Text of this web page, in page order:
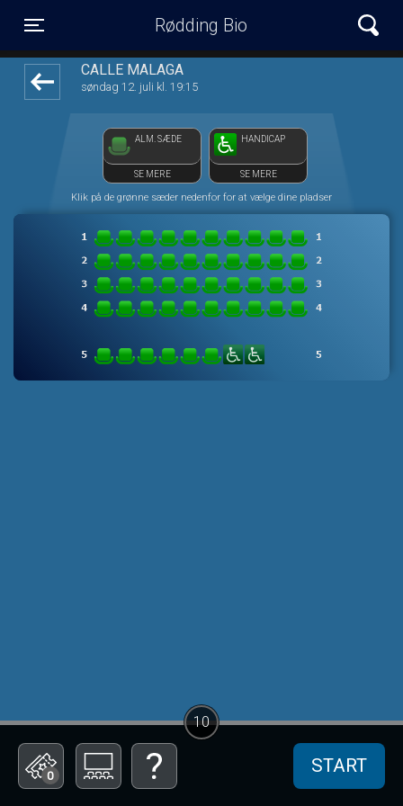
Rødding Bio
CALLE MALAGA
søndag 12. juli kl. 19:15
ALM. SÆDE
SE MERE
HANDICAP
SE MERE
Klik på de grønne sæder nedenfor for at vælge dine pladser
0 START
10
front05-temp 105505